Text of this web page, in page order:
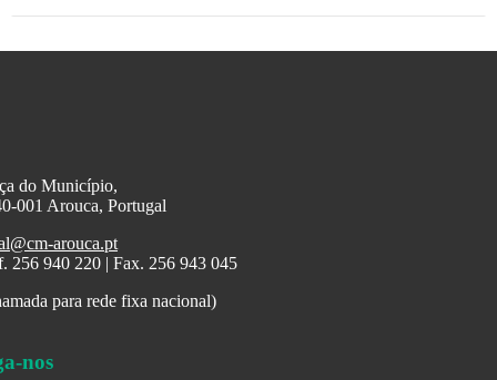
do Município,
001 Arouca, Portugal
arouca.pt
256 940 220 | Fax. 256 943 045
para rede fixa nacional)
nos